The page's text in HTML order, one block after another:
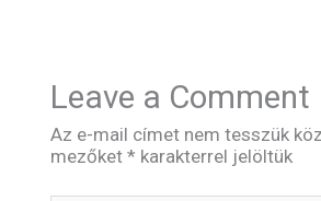
Leave a Comment
Az e-mail címet nem tesszük
mezőket * karakterrel jelöltük